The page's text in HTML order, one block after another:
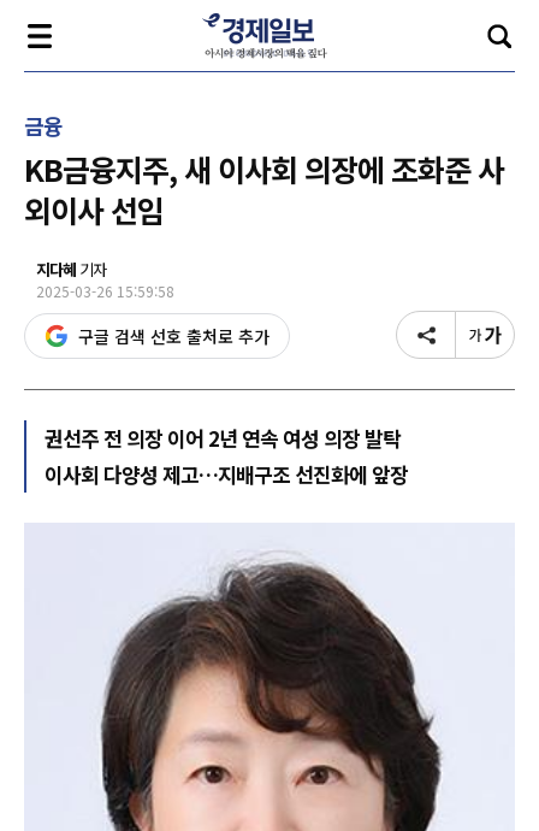
금융
KB금융지주, 새 이사회 의장에 조화준 사
외이사 선임
지다혜 기자
2025-03-26 15:59:58
구글 검색 선호 출처로 추가
권선주 전 의장 이어 2년 연속 여성 의장 발탁
이사회 다양성 제고…지배구조 선진화에 앞장